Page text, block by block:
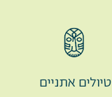
טיולים אתניים